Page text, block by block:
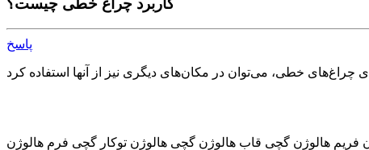
کاربرد چراغ خطی چیست؟
پاسخ
هالوژن گچی قاب هالوژن گچی هالوژن توکار گچی فرم هالوژن